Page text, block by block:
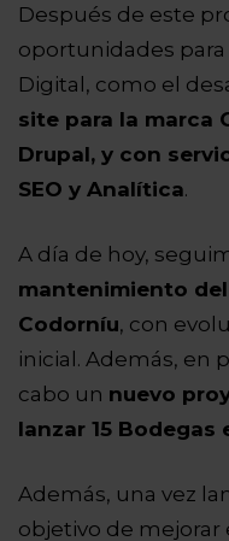
Después de este
oportunidades para
Digital, como el
site para la marca
Drupal, y con
SEO y Analítica.
A día de hoy,
mantenimiento
Codorníu, con
inicial. Además, en
cabo un nuevo
lanzar 15 Bodegas
Además, una vez
objetivo de mejorar